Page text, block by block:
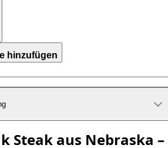
hinzufügen
Steak aus Nebraska –